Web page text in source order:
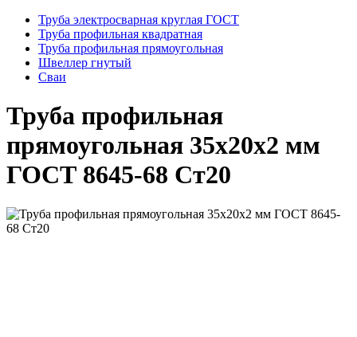
Труба электросварная круглая ГОСТ
Труба профильная квадратная
Труба профильная прямоугольная
Швеллер гнутый
Сваи
Труба профильная
прямоугольная 35x20x2 мм
ГОСТ 8645-68 Ст20